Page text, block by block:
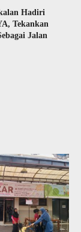
Hadiri
Tekankan
Jalan